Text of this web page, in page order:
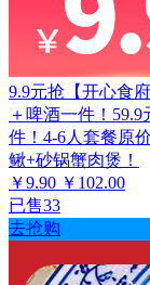
9.9元抢【开心食
＋啤酒一件！
件！4-6人套餐原
鳅+砂锅蟹肉煲！
￥9.90 ￥102.00
已售33
去抢购